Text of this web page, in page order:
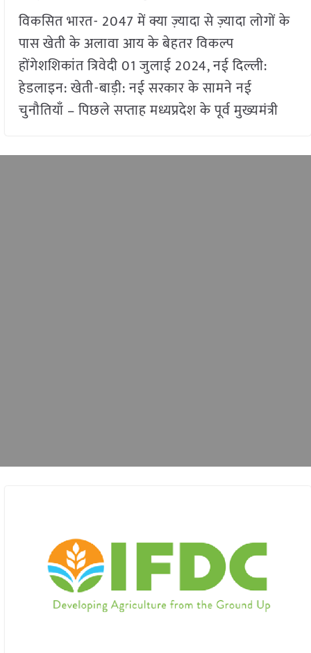
विकसित भारत- 2047 में क्या ज़्यादा से ज़्यादा लोगों के
पास खेती के अलावा आय के बेहतर विकल्प
होंगेशशिकांत त्रिवेदी 01 जुलाई 2024, नई दिल्ली:
हेडलाइन: खेती-बाड़ी: नई सरकार के सामने नई
चुनौतियाँ – पिछले सप्ताह मध्यप्रदेश के पूर्व मुख्यमंत्री